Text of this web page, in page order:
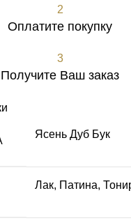
2
Оплатите покупку
3
Получите Ваш заказ
Ясень Дуб Бук
Лак, Патина,